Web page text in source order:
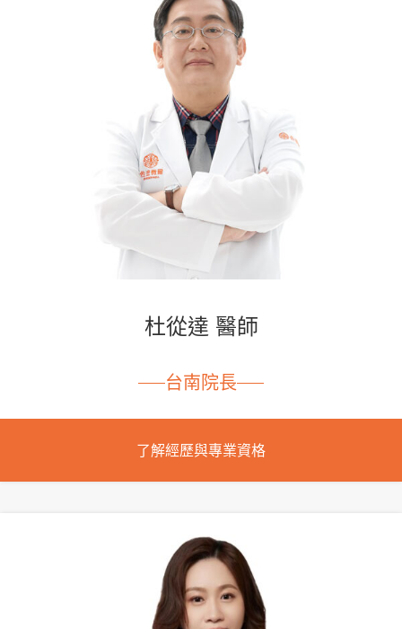
杜從達 醫師
台南院長
了解經歷與專業資格